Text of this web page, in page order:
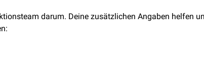
in erster Linie als Membranbausteine in den
darum. Deine zusätzlichen Angaben helfen